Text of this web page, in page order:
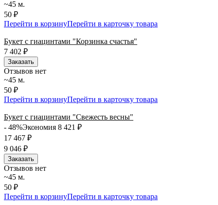
~45 м.
50 ₽
Перейти в корзинуПерейти в карточку товара
Букет с гиацинтами "Корзинка счастья"
7 402 ₽
Заказать
Отзывов нет
~45 м.
50 ₽
Перейти в корзинуПерейти в карточку товара
Букет с гиацинтами "Свежесть весны"
- 48%Экономия 8 421 ₽
17 467 ₽
9 046 ₽
Заказать
Отзывов нет
~45 м.
50 ₽
Перейти в корзинуПерейти в карточку товара